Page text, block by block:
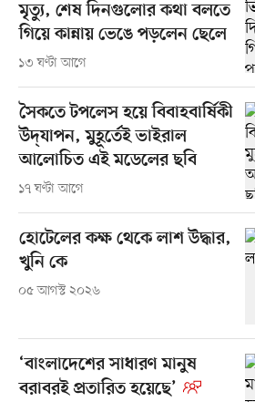
মৃত্যু, শেষ দিনগুলোর কথা বলতে
গিয়ে কান্নায় ভেঙে পড়লেন ছেলে
১৩ ঘণ্টা আগে
সৈকতে টপলেস হয়ে বিবাহবার্ষিকী
উদ্‌যাপন, মুহূর্তেই ভাইরাল
আলোচিত এই মডেলের ছবি
১৭ ঘণ্টা আগে
হোটেলের কক্ষ থেকে লাশ উদ্ধার,
খুনি কে
০৫ আগস্ট ২০২৬
‘বাংলাদেশের সাধারণ মানুষ
বরাবরই প্রতারিত হয়েছে’